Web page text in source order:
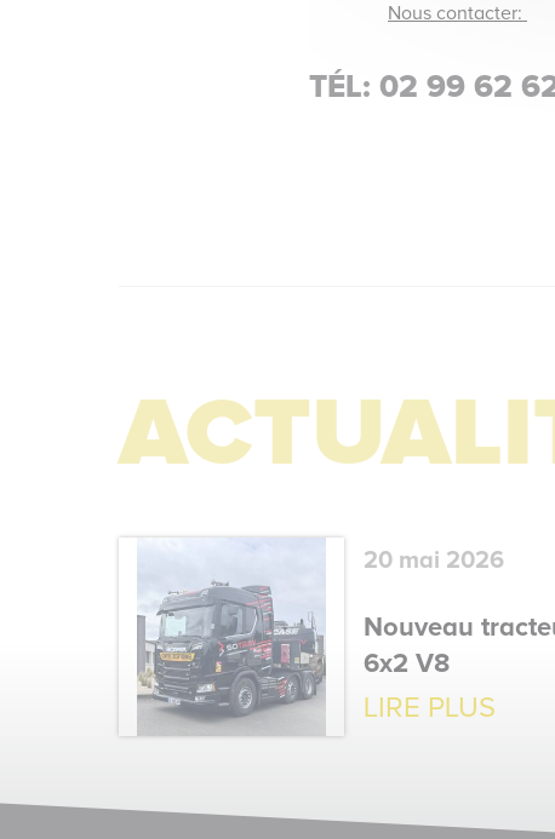
Nous contacter:
TÉL: 02 99 62
20 mai 2026
Nouveau
6x2 V8
LIRE PLUS